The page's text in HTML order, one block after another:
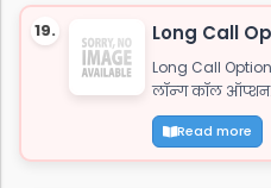
19. Long Call
Long Call
लॉन्ग कॉल
Read more